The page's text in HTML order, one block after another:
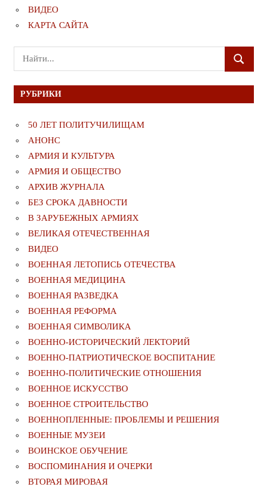
ВИДЕО
КАРТА САЙТА
Поиск
для:
ПОИСК
РУБРИКИ
50 ЛЕТ ПОЛИТУЧИЛИЩАМ
АНОНС
АРМИЯ И КУЛЬТУРА
АРМИЯ И ОБЩЕСТВО
АРХИВ ЖУРНАЛА
БЕЗ СРОКА ДАВНОСТИ
В ЗАРУБЕЖНЫХ АРМИЯХ
ВЕЛИКАЯ ОТЕЧЕСТВЕННАЯ
ВИДЕО
ВОЕННАЯ ЛЕТОПИСЬ ОТЕЧЕСТВА
ВОЕННАЯ МЕДИЦИНА
ВОЕННАЯ РАЗВЕДКА
ВОЕННАЯ РЕФОРМА
ВОЕННАЯ СИМВОЛИКА
ВОЕННО-ИСТОРИЧЕСКИЙ ЛЕКТОРИЙ
ВОЕННО-ПАТРИОТИЧЕСКОЕ ВОСПИТАНИЕ
ВОЕННО-ПОЛИТИЧЕСКИE ОТНОШЕНИЯ
ВОЕННОЕ ИСКУССТВО
ВОЕННОЕ СТРОИТЕЛЬСТВО
ВОЕННОПЛЕННЫЕ: ПРОБЛЕМЫ И РЕШЕНИЯ
ВОЕННЫЕ МУЗЕИ
ВОИНСКОЕ ОБУЧЕНИЕ
ВОСПОМИНАНИЯ И ОЧЕРКИ
ВТОРАЯ МИРОВАЯ